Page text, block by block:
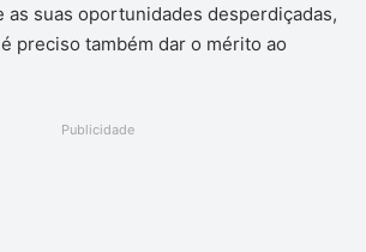
as suas oportunidades desperdiçadas,
preciso também dar o mérito ao
Publicidade